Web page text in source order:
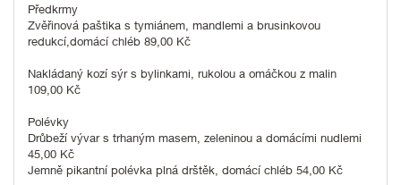
Předkrmy
Zvěřinová paštika s tymiánem, mandlemi a brusinkovou
redukcí,domácí chléb 89,00 Kč
Nakládaný kozí sýr s bylinkami, rukolou a omáčkou z malin
109,00 Kč
Polévky
Drůbeží vývar s trhaným masem, zeleninou a domácími nudlemi
45,00 Kč
Jemně pikantní polévka plná drštěk, domácí chléb 54,00 Kč